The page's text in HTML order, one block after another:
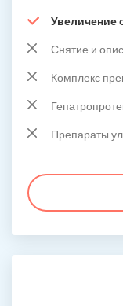
Увеличение
Снятие и
Комплекс
Препараты